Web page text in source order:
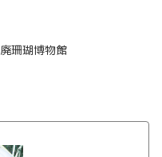
廃珊瑚博物館